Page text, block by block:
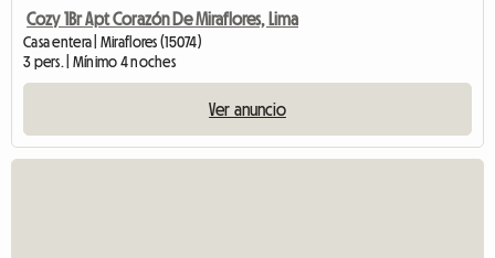
Cozy 1Br Apt Corazón De Miraflores, Lima
Casa entera | Miraflores (15074)
3 pers. | Mínimo 4 noches
Ver anuncio